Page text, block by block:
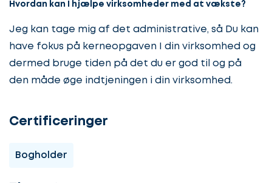
Hvordan kan I hjælpe virksomheder med at vækste?
Jeg kan tage mig af det administrative, så Du kan
have fokus på kerneopgaven I din virksomhed og
dermed bruge tiden på det du er god til og på
den måde øge indtjeningen i din virksomhed.
Certificeringer
Bogholder
os